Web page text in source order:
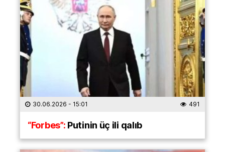
30.06.2026 - 15:01 491
“Forbes”:Putinin üç ili qalıb